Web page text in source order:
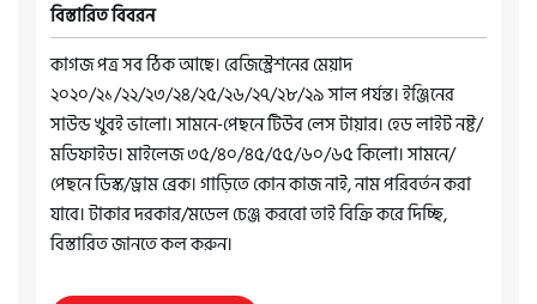
বিস্তারিত বিবরন
কাগজ পত্র সব ঠিক আছে। রেজিস্ট্রেশনের মেয়াদ
২০২০/২১/২২/২৩/২৪/২৫/২৬/২৭/২৮/২৯ সাল পর্যন্ত। ইঞ্জিনের
সাউন্ড খুবই ভালো। সামনে-পেছনে টিউব লেস টায়ার। হেড লাইট নষ্ট/
মডিফাইড। মাইলেজ ৩৫/৪০/৪৫/৫৫/৬০/৬৫ কিলো। সামনে/
পেছনে ডিস্ক/ড্রাম ব্রেক। গাড়িতে কোন কাজ নাই, নাম পরিবর্তন করা
যাবে। টাকার দরকার/মডেল চেঞ্জ করবো তাই বিক্রি করে দিচ্ছি,
বিস্তারিত জানতে কল করুন।